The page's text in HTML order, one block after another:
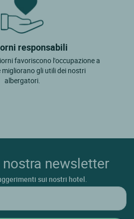
responsabili
favoriscono l'occupazione a
migliorano gli utili dei nostri
albergatori.
newsletter
sui nostri hotel.